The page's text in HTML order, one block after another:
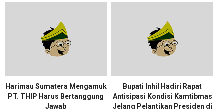
Harimau Sumatera Mengamuk
PT. THIP Harus Bertanggung
Jawab
Bupati Inhil Hadiri Rapat
Antisipasi Kondisi Kamtibmas
Jelang Pelantikan Presiden di